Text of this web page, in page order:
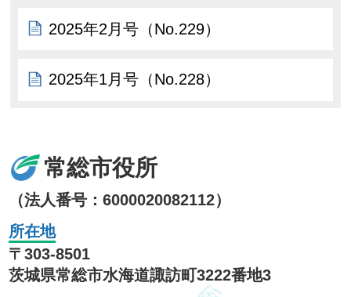
2025年2月号（No.229）
2025年1月号（No.228）
常総市役所
（法人番号：6000020082112）
所在地
〒303-8501
茨城県常総市水海道諏訪町3222番地3